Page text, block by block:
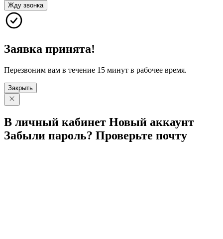
Жду звонка
Заявка принята!
Перезвоним вам в течение 15 минут в рабочее время.
Закрыть
В личный кабинет Новый аккаунт
Забыли пароль? Проверьте почту